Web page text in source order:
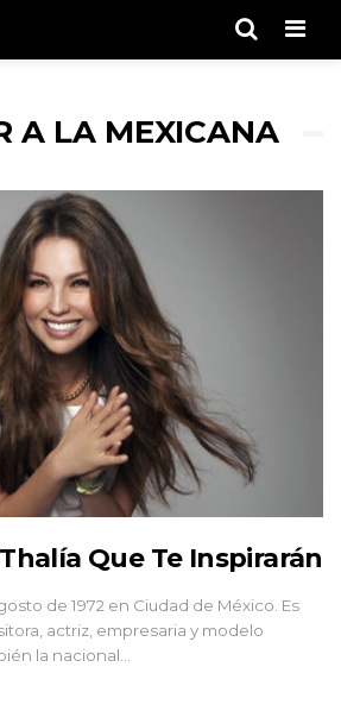
A LA MEXICANA
Que Te Inspirarán
de 1972 en Ciudad de México. Es
actriz, empresaria y modelo
la nacional…